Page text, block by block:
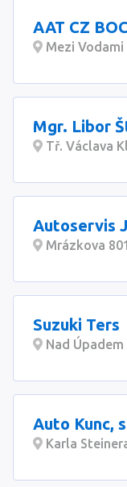
AAT CZ
Mezi Vodami
Mgr. Libor
Tř. Václava
Autoservis
Mrázkova
Suzuki Ters
Nad Úpadem
Auto Kunc,
Karla